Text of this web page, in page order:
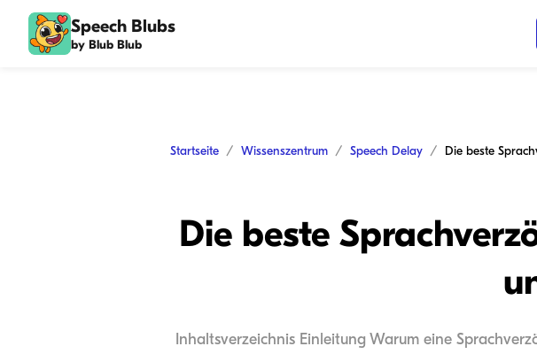
Speech Blubs
by Blub Blub
Startseite Wissenszentrum Speech Delay
Die beste
Inhaltsverzeichnis Einleitung Warum eine